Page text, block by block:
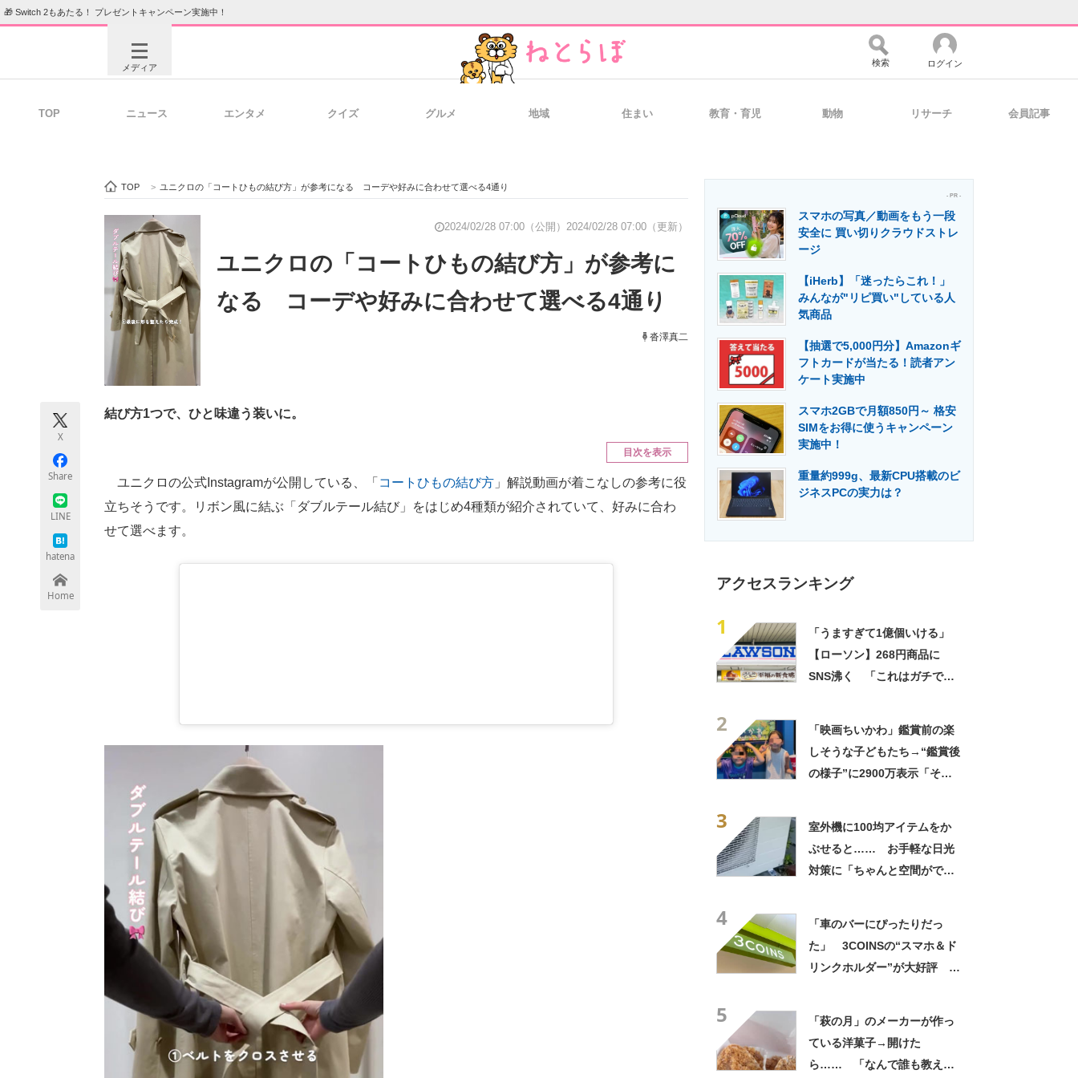
🎁 Switch 2もあたる！ プレゼントキャンペーン実施中！
メディア
ビジネスと働き方のヒント 経営リーダーのコミュニティ マーケ×ITの今がよく分かる
ITエンジニア向け専門サイト 企業向けIT製品の総合サイト IT製品の技術・比較・事例 製造業のIT導入・活用を支援
モノづくり技術者専門サイト エネルギーの専門メディア 建設×テクノロジーの最前線
検索 ログイン
TOP ニュース エンタメ クイズ グルメ 地域 住まい 教育・育児 動物 リサーチ 会員記事
TOP > ユニクロの「コートひもの結び方」が参考になる コーデや好みに合わせて選べる4通り
2024/02/28 07:00（公開） 2024/02/28 07:00（更新）
ユニクロの「コートひもの結び方」が参考に
なる コーデや好みに合わせて選べる4通り
沓澤真二
X
Share
LINE
hatena
Home
結び方1つで、ひと味違う装いに。
目次を表示
ユニクロの公式Instagramが公開している、「 コートひもの結び方 」解説動画が着こなしの参考に役
立ちそうです。リボン風に結ぶ「ダブルテール結び」をはじめ4種類が紹介されていて、好みに合わ
せて選べます。
- PR -
スマホの写真／動画をもう一段
安全に 買い切りクラウドストレ
ージ
【iHerb】「迷ったらこれ！」
みんなが"リピ買い"している人
気商品
【抽選で5,000円分】Amazonギ
フトカードが当たる！読者アン
ケート実施中
スマホ2GBで月額850円～ 格安
SIMをお得に使うキャンペーン
実施中！
重量約999g、最新CPU搭載のビ
ジネスPCの実力は？
アクセスランキング
1
「うますぎて1億個いける」
【ローソン】268円商品に
SNS沸く 「これはガチで美
2
「映画ちいかわ」鑑賞前の楽
しそうな子どもたち→“鑑賞後
の様子”に2900万表示「そう
3
室外機に100均アイテムをか
ぶせると…… お手軽な日光
対策に「ちゃんと空間ができ
4
「車のバーにぴったりだっ
た」 3COINSの“スマホ＆ド
リンクホルダー”が大好評
5
「萩の月」のメーカーが作っ
ている洋菓子→開けた
ら…… 「なんで誰も教えて